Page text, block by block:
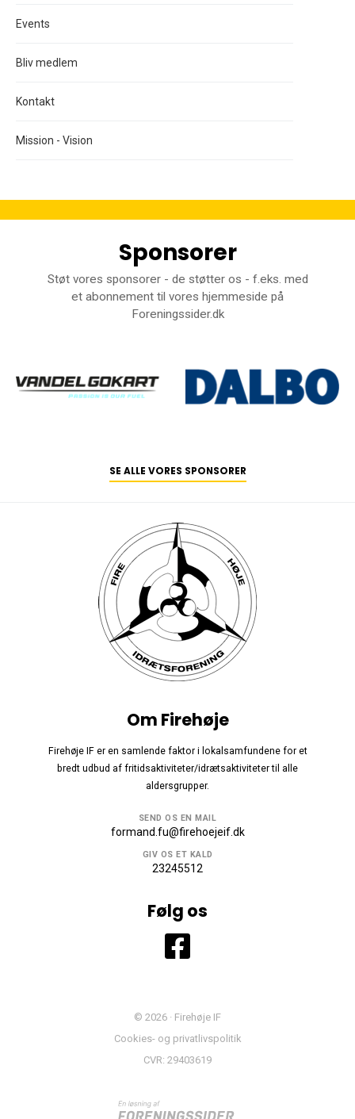
Events
Bliv medlem
Kontakt
Mission - Vision
Sponsorer
Støt vores sponsorer - de støtter os - f.eks. med
et abonnement til vores hjemmeside på
Foreningssider.dk
SE ALLE VORES SPONSORER
Om Firehøje
Firehøje IF er en samlende faktor i lokalsamfundene for et
bredt udbud af fritidsaktiviteter/idrætsaktiviteter til alle
aldersgrupper.
SEND OS EN MAIL
formand.fu@firehoejeif.dk
GIV OS ET KALD
23245512
Følg os
© 2026 · Firehøje IF
Cookies- og privatlivspolitik
CVR: 29403619